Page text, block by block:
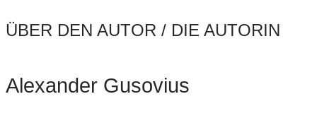
ÜBER DEN AUTOR / DIE AUTORIN
Alexander Gusovius